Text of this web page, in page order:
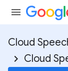
Cloud
Cloud